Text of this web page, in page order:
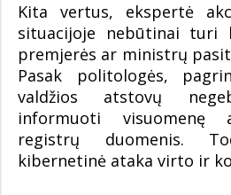
Kita vertus, ekspertė
situacijoje nebūtinai turi
premjerės ar ministrų
Pasak politologės,
valdžios atstovų
informuoti visuomenę
registrų duomenis.
kibernetinė ataka virto ir